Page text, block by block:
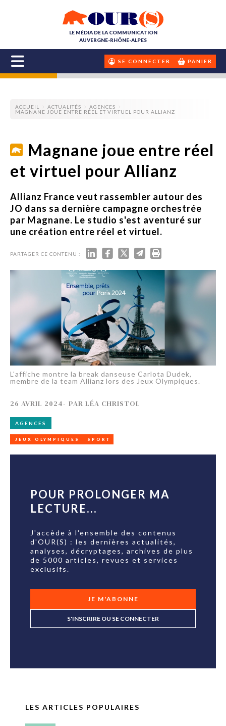
LE MÉDIA DE LA COMMUNICATION
AUVERGNE-RHÔNE-ALPES
SE CONNECTER PANIER
ACCUEIL ACTUALITÉS
AGENCES
MAGNANE JOUE ENTRE RÉEL ET VIRTUEL POUR ALLIANZ
Magnane joue entre réel
et virtuel pour Allianz
Allianz France veut rassembler autour des
JO dans sa dernière campagne orchestrée
par Magnane. Le studio s'est aventuré sur
une création entre réel et virtuel.
PARTAGER CE CONTENU :
L'affiche montre la break danseuse Carlota Dudek,
membre de la team Allianz lors des Jeux Olympiques.
26 AVRIL 2024- PAR LÉA CHRISTOL
AGENCES
JEUX OLYMPIQUES SPORT
POUR PROLONGER MA
LECTURE...
J'accède à l'ensemble des contenus
d'OUR(S) : les dernières actualités,
analyses, décryptages, archives de plus
de 5000 articles, revues et services
exclusifs.
JE M'ABONNE
S'INSCRIRE OU SE CONNECTER
LES ARTICLES POPULAIRES